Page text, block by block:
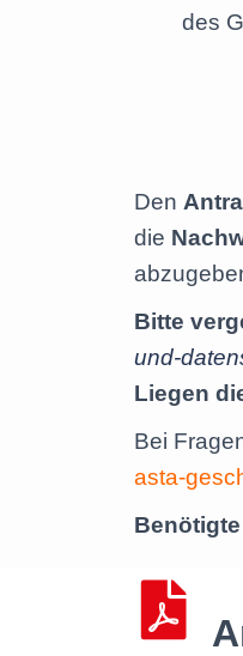
des
Den
die
Bitte
und-
Liegen
Bei
asta-